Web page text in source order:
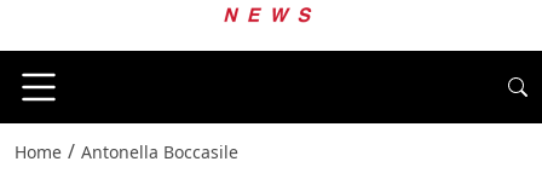
Home / Antonella Boccasile